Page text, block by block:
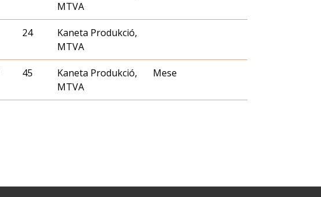
MTVA
24
Kaneta Produkció,
MTVA
45
Kaneta Produkció,
MTVA
Mese